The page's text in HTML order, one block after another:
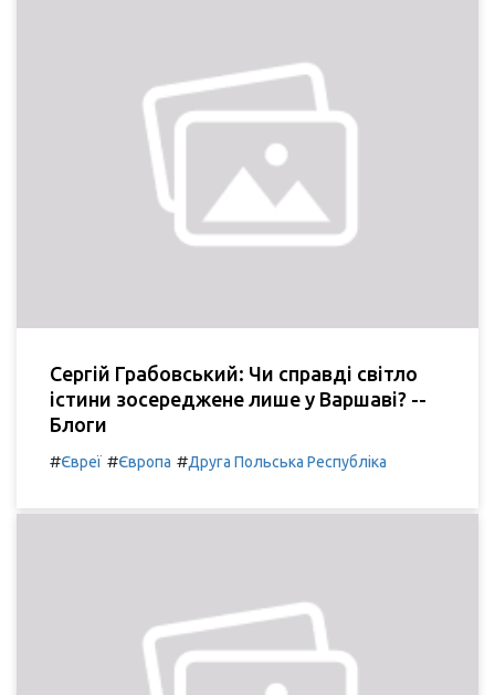
Сергій Грабовський: Чи справді світло
істини зосереджене лише у Варшаві? --
Блоги
#Євреї #Європа #Друга Польська Республіка